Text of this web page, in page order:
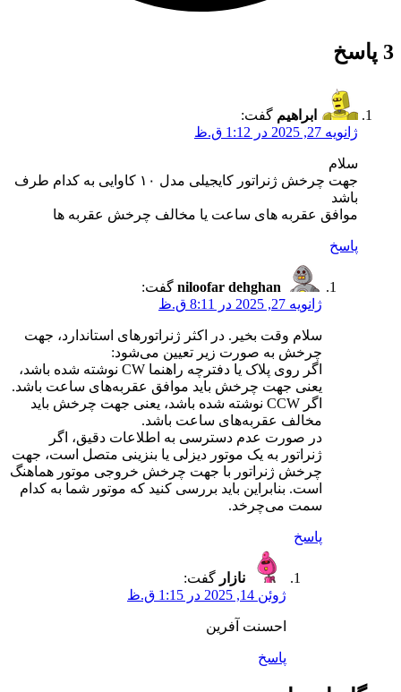
3 پاسخ
ابراهیم گفت:
ژانویه 27, 2025 در 1:12 ق.ظ
سلام
جهت چرخش ژنراتور کایجیلی مدل ۱۰ کاوایی به کدام طرف
باشد
موافق عقربه های ساعت یا مخالف چرخش عقربه ها
پاسخ
niloofar dehghan گفت:
ژانویه 27, 2025 در 8:11 ق.ظ
سلام وقت بخیر. در اکثر ژنراتورهای استاندارد، جهت
چرخش به صورت زیر تعیین می‌شود:
اگر روی پلاک یا دفترچه راهنما CW نوشته شده باشد،
یعنی جهت چرخش باید موافق عقربه‌های ساعت باشد.
اگر CCW نوشته شده باشد، یعنی جهت چرخش باید
مخالف عقربه‌های ساعت باشد.
در صورت عدم دسترسی به اطلاعات دقیق، اگر
ژنراتور به یک موتور دیزلی یا بنزینی متصل است، جهت
چرخش ژنراتور با جهت چرخش خروجی موتور هماهنگ
است. بنابراین باید بررسی کنید که موتور شما به کدام
سمت می‌چرخد.
پاسخ
نازار گفت:
ژوئن 14, 2025 در 1:15 ق.ظ
احسنت آفرین
پاسخ